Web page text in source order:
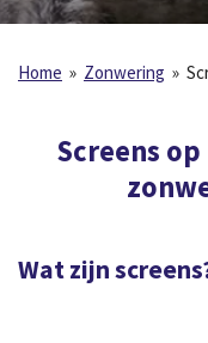
Home » Zonwering »
Screens
Wat zijn